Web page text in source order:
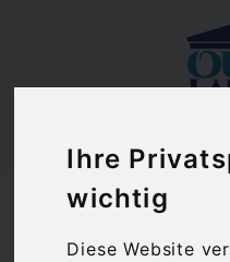
Ihre
wichtig
Diese Website
Ouzoland.de
Syrah rot Costa
g.g.A. Drama